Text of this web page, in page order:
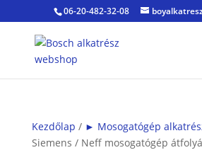
06-20-482-32-08
Kezdőlap / ► Mosogatógép
Siemens / Neff mosogatógép